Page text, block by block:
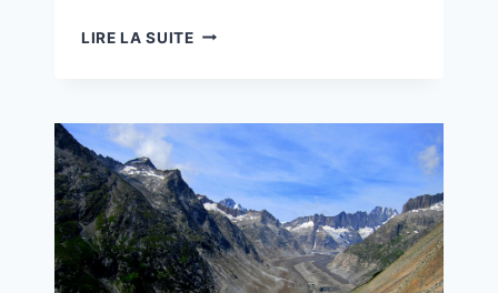
LIRE LA SUITEAU
VERTICALE